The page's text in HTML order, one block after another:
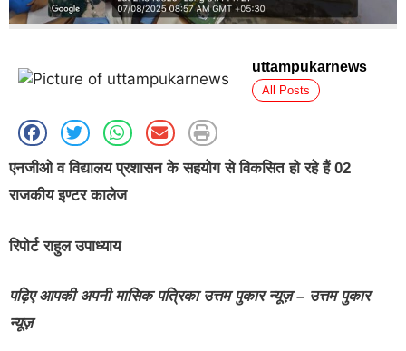
uttampukarnews
All Posts
एनजीओ व विद्यालय प्रशासन के सहयोग से विकसित हो रहे हैं 02
राजकीय इण्टर कालेज
रिपोर्ट राहुल उपाध्याय
पढ़िए आपकी अपनी मासिक पत्रिका उत्तम पुकार न्यूज़ – उत्तम पुकार
न्यूज़